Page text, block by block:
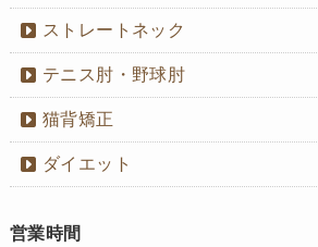
ストレートネック
テニス肘・野球肘
猫背矯正
ダイエット
営業時間